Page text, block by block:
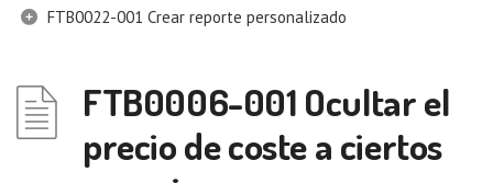
FTB0022-001 Crear reporte personalizado
FTB0006-001 Ocultar el
precio de coste a ciertos